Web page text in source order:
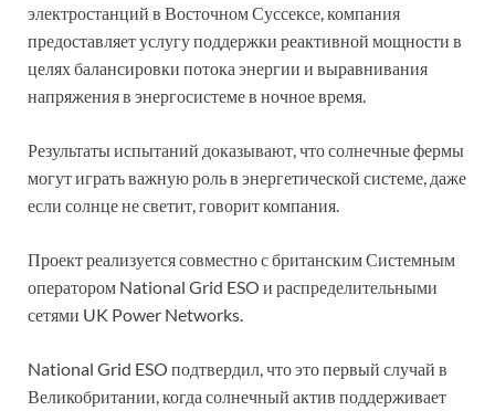
электростанций в Восточном Суссексе, компания
предоставляет услугу поддержки реактивной мощности в
целях балансировки потока энергии и выравнивания
напряжения в энергосистеме в ночное время.
Результаты испытаний доказывают, что солнечные фермы
могут играть важную роль в энергетической системе, даже
если солнце не светит, говорит компания.
Проект реализуется совместно с британским Системным
оператором National Grid ESO и распределительными
сетями UK Power Networks.
National Grid ESO подтвердил, что это первый случай в
Великобритании, когда солнечный актив поддерживает